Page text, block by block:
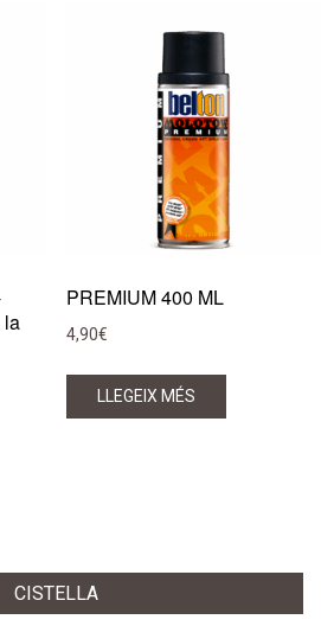
la
PREMIUM 400 ML
4,90€
LLEGEIX MÉS
CISTELLA